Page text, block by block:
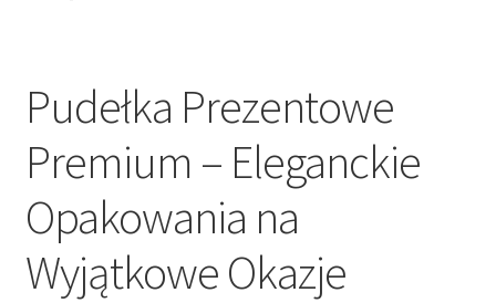
Pudełka Prezentowe
Premium – Eleganckie
Opakowania na
Wyjątkowe Okazje